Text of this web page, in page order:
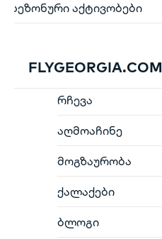
სეზონური აქტივობები
FLYGEORGIA.COM
რჩევა
აღმოაჩინე
მოგზაურობა
ქალაქები
ბლოგი